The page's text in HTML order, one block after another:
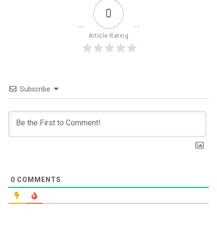
0
Article Rating
Subscribe
0 COMMENTS